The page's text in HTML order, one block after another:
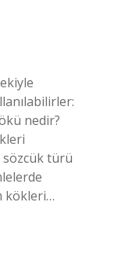
nedir?
türü
kökleri…